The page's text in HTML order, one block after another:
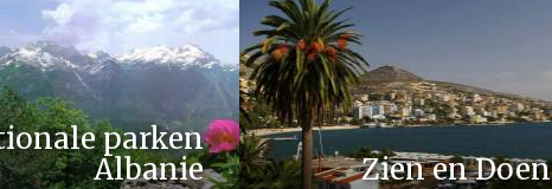
parken
Albanie
Zien en Doen